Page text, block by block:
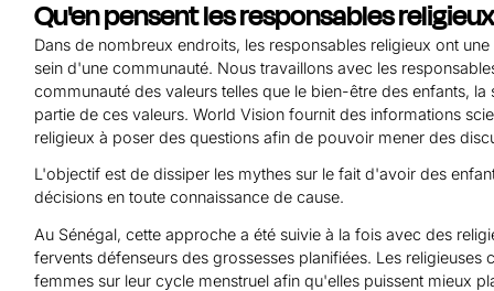
Qu'en pensent les responsables
Dans de nombreux endroits, les responsables religieux ont
sein d'une communauté. Nous travaillons avec les
communauté des valeurs telles que le bien-être des enfants,
partie de ces valeurs. World Vision fournit des informations
religieux à poser des questions afin de pouvoir mener des
L'objectif est de dissiper les mythes sur le fait d'avoir des
décisions en toute connaissance de cause.
Au Sénégal, cette approche a été suivie à la fois avec des
fervents défenseurs des grossesses planifiées. Les
femmes sur leur cycle menstruel afin qu'elles puissent mieux